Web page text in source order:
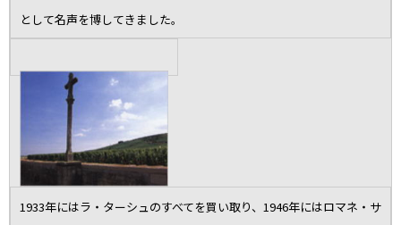
として名声を博してきました。
1933年にはラ・ターシュのすべてを買い取り、1946年にはロマネ・サ